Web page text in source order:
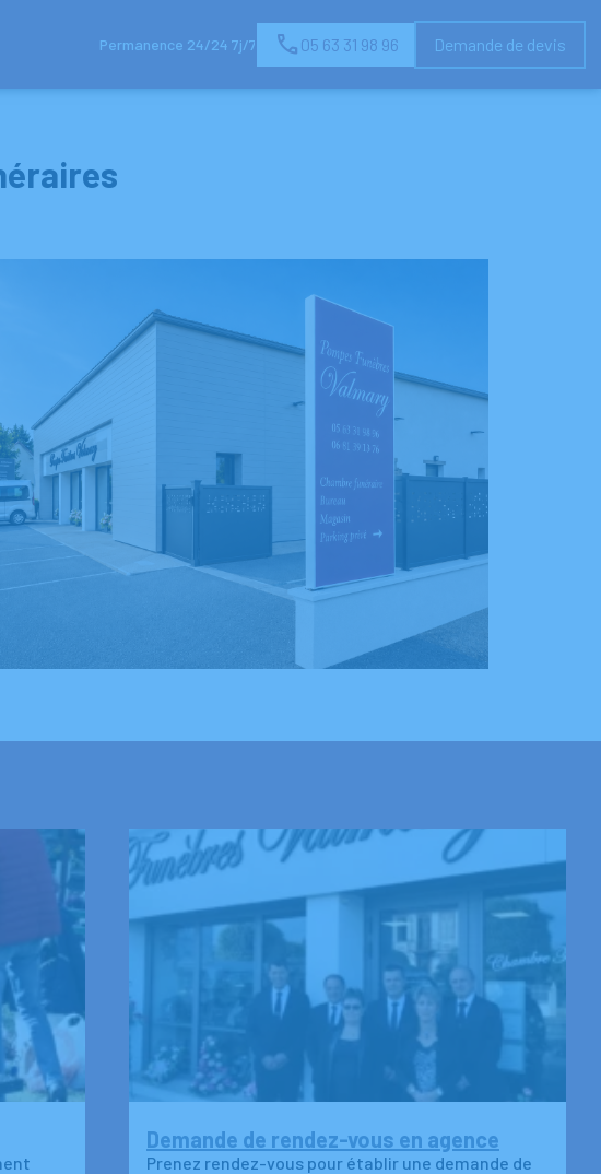
Permanence 24/24 7j/7 05 63 31 98 96 Demande de devis
HOMMAGES COMMANDER UNE PLAQUE FUNÉRAIRE EN LIGNE
Demande de rendez-vous en agence
Prenez rendez-vous pour établir une demande de